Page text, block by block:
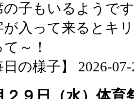
の子もいるようで
が入って来るとキ
～！
日の様子】 2026-